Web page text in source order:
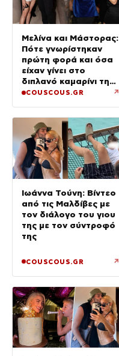
Μελίνα και Μάστορας:
Πότε γνωρίστηκαν
πρώτη φορά και όσα
είχαν γίνει στο
διπλανό καμαρίνι της
μητέρας της από το
COUSCOUS.GR ↗
Ιωάννα Τούνη: Βίντεο
από τις Μαλδίβες με
τον διάλογο του γιου
της με τον σύντροφό
της
COUSCOUS.GR ↗